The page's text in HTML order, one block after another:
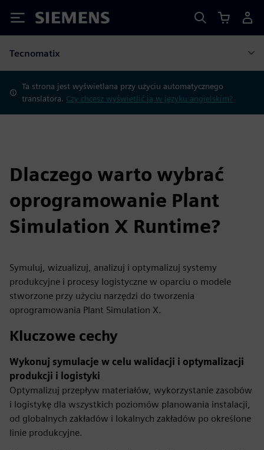
Siemens
Tecnomatix
Ta strona jest wyświetlana przy użyciu automatycznego
translatora. Czy chcesz wyświetlić ją w języku angielskim?
Dlaczego warto wybrać
oprogramowanie Plant
Simulation X Runtime?
Symuluj, wizualizuj, analizuj i optymalizuj systemy
produkcyjne i procesy logistyczne w oparciu o modele
stworzone przy użyciu narzędzi do tworzenia
oprogramowania Plant Simulation X.
Kluczowe cechy
Wykonuj symulacje w celu walidacji i optymalizacji
produkcji i logistyki
Optymalizuj przepływ materiałów, wykorzystanie zasobów
i logistykę dla wszystkich poziomów planowania instalacji,
od globalnych zakładów i lokalnych zakładów po określone
linie produkcyjne.